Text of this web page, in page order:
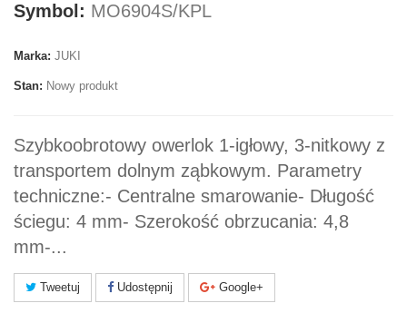
Symbol: MO6904S/KPL
Marka: JUKI
Stan: Nowy produkt
Szybkoobrotowy owerlok 1-igłowy, 3-nitkowy z
transportem dolnym ząbkowym. Parametry
techniczne:- Centralne smarowanie- Długość
ściegu: 4 mm- Szerokość obrzucania: 4,8
mm-...
Tweetuj Udostępnij Google+